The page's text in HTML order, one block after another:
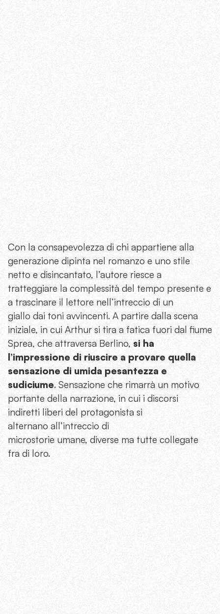
Con la consapevolezza di chi appartiene alla
generazione dipinta nel romanzo e uno stile
netto e disincantato, l’autore riesce a
tratteggiare la complessità del tempo presente e
a trascinare il lettore nell’intreccio di un
giallo dai toni avvincenti. A partire dalla scena
iniziale, in cui Arthur si tira a fatica fuori dal fiume
Sprea, che attraversa Berlino, si ha
l’impressione di riuscire a provare quella
sensazione di umida pesantezza e
sudiciume. Sensazione che rimarrà un motivo
portante della narrazione, in cui i discorsi
indiretti liberi del protagonista si
alternano all’intreccio di
microstorie umane, diverse ma tutte collegate
fra di loro.